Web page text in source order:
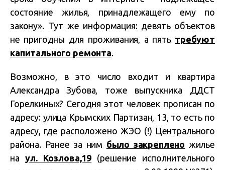
состояние жилья, принадлежащего ему по
закону». Тут же информация: девять объектов
не пригодны для проживания, а пять требуют
капитального ремонта.
Возможно, в это число входит и квартира
Александра Зубова, тоже выпускника ДДСТ
Горелкиных? Сегодня этот человек прописан по
адресу: улица Крымских Партизан, 13, то есть по
адресу, где расположено ЖЭО (!) Центрального
района. Ранее за ним было закреплено жилье
на ул. Козлова,19 (решение исполнительного